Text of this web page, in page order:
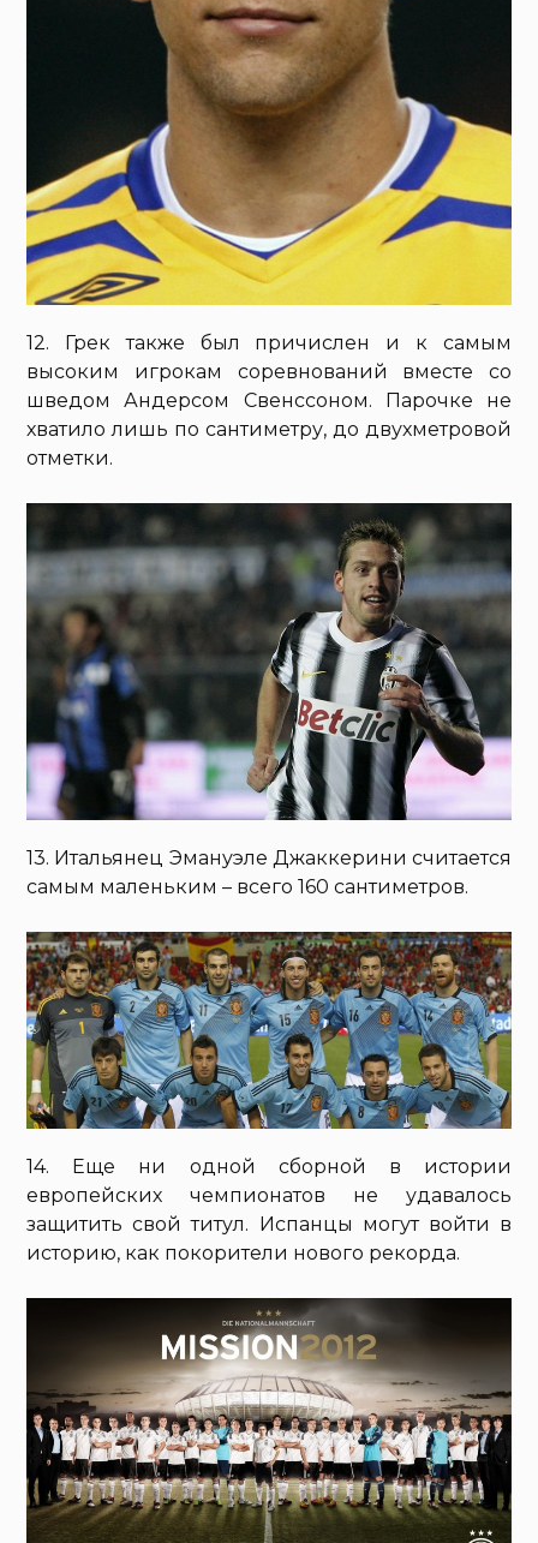
12. Грек также был причислен и к самым
высоким игрокам соревнований вместе со
шведом Андерсом Свенссоном. Парочке не
хватило лишь по сантиметру, до двухметровой
отметки.
13. Итальянец Эмануэле Джаккерини считается
самым маленьким – всего 160 сантиметров.
14. Еще ни одной сборной в истории
европейских чемпионатов не удавалось
защитить свой титул. Испанцы могут войти в
историю, как покорители нового рекорда.